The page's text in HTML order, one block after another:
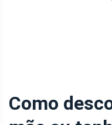
Como